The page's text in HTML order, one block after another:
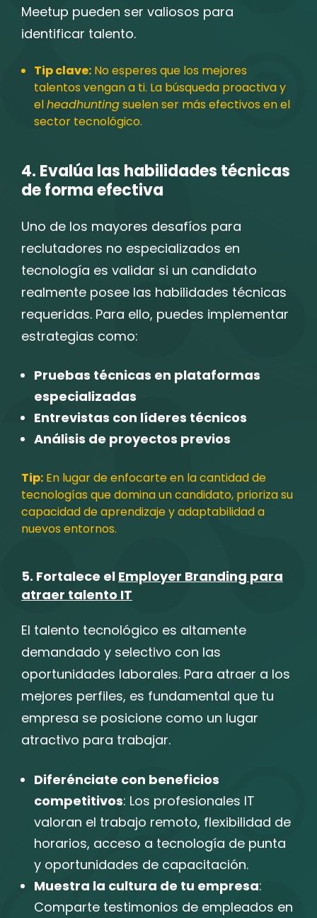
Meetup pueden ser valiosos para
identificar talento.
Tip clave: No esperes que los mejores
talentos vengan a ti. La búsqueda proactiva y
elheadhuntingsuelen ser más efectivos en el
sector tecnológico.
4. Evalúa las habilidades técnicas
de forma efectiva
Uno de los mayores desafíos para
reclutadores no especializados en
tecnología es validar si un candidato
realmente posee las habilidades técnicas
requeridas. Para ello, puedes implementar
estrategias como:
Pruebas técnicas en plataformas
especializadas
Entrevistas con líderes técnicos
Análisis de proyectos previos
Tip: En lugar de enfocarte en la cantidad de
tecnologías que domina un candidato, prioriza su
capacidad de aprendizaje y adaptabilidad a
nuevos entornos.
5. Fortalece el Employer Branding para
atraer talento IT
El talento tecnológico es altamente
demandado y selectivo con las
oportunidades laborales. Para atraer a los
mejores perfiles, es fundamental que tu
empresa se posicione como un lugar
atractivo para trabajar.
Diferénciate con beneficios
competitivos: Los profesionales IT
valoran el trabajo remoto, flexibilidad de
horarios, acceso a tecnología de punta
y oportunidades de capacitación.
Muestra la cultura de tu empresa:
Comparte testimonios de empleados en